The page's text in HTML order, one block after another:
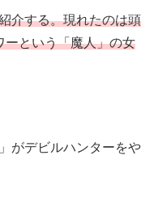
介する。現れたのは頭
ーという「魔人」の女
がデビルハンターをや